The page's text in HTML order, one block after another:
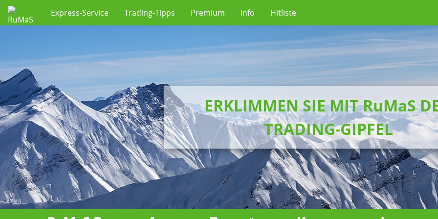
Express-Service Trading-Tipps Premium Info Hitliste
ERKLIMMEN SIE MIT RuMaS
TRADING-GIPFEL